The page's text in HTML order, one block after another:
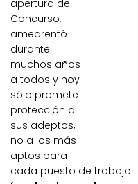
apertura del
Concurso,
amedrentó
durante
muchos años
a todos y hoy
sólo promete
protección a
sus adeptos,
no a los más
aptos para
cada puesto de trabajo.